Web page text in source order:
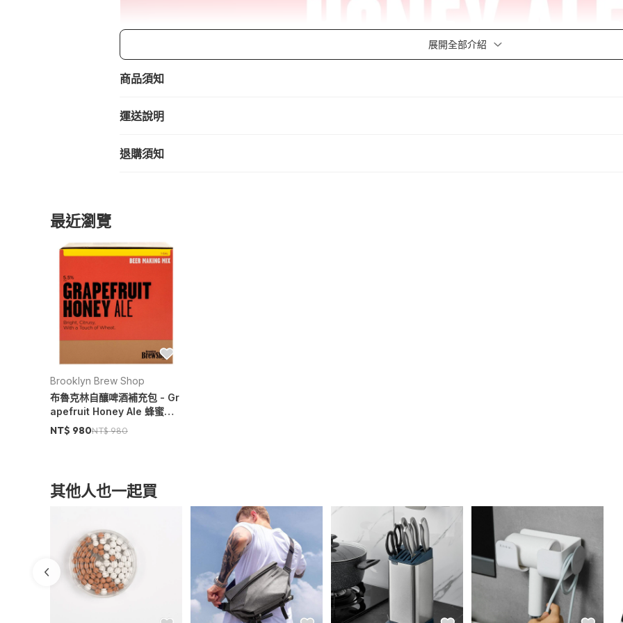
展開全部介紹
商品規格
容量：860公克的釀製啤酒成品，約製造3.8公升
啤酒原料：
產地：美國設計與製造
※ 飲酒請勿開車。
※ 未成年請勿飲酒。
※ 內含食品耗材，一旦拆封使用恕無法申請退換貨，敬請見諒。
※ 提醒您：此為自用商品，請勿釀造販售。未經申請許可私自販售恐觸法，請留意！
【國際商品預購寄送須知】
當您購買國際預購品時，商品從國外下單進口需經過以下程序：進出口報關、空運/海運、當地物流出貨、各國節
產生。若有上述變數產生，我們會在第一時間更新 <國際預購商品最新訊息> 內的狀態與到貨日期。
商品須知
運送說明
退購須知
最近瀏覽
Brooklyn Brew Shop
布魯克林自釀啤酒補充包 - Gr
apefruit Honey Ale 蜂蜜葡
萄柚淡啤酒
NT$ 980NT$ 980
其他人也一起買